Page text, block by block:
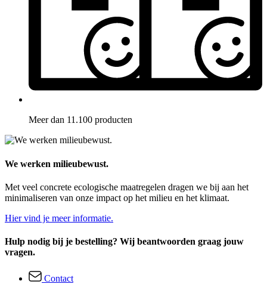
Meer dan 11.100 producten
We werken milieubewust.
Met veel concrete ecologische maatregelen dragen we bij aan het
minimaliseren van onze impact op het milieu en het klimaat.
Hier vind je meer informatie.
Hulp nodig bij je bestelling? Wij beantwoorden graag jouw
vragen.
Contact